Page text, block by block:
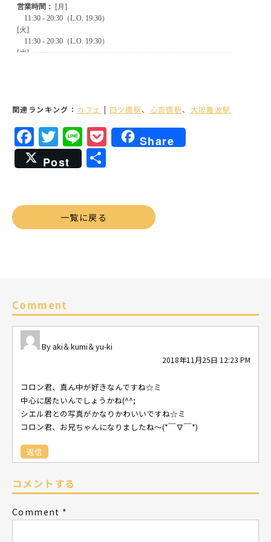
関連ランキング： カフェ | 四ツ橋駅、 心斎橋駅、 大阪難波駅
Facebook
Twitter
LinePocket
Share
Post
共
一覧に戻る
Comment
aki＆kumi＆yu-ki
2018年11月25日 12:23 PM
コロン君、真ん中が好きなんですね☆ミ
中心に居たいんでしょうかね(^^;
シエル君との写真がかなりかわいいですね☆ミ
コロン君、お兄ちゃんになりましたね～(*￣∇￣*)
返信
コメントする
Comment *